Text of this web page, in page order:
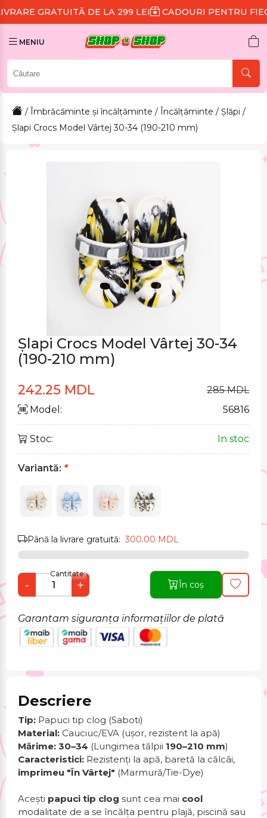
DE LA 299 LEI CADOURI PENTRU FIECARE
MENIU
/ Îmbrăcăminte și încălțăminte / Încălțăminte / Șlăpi /
Șlapi Crocs Model Vârtej 30-34 (190-210 mm)
Șlapi Crocs Model Vârtej 30-34
(190-210 mm)
242.25 MDL
285 MDL
Model:
56816
Stoc: In stoc
Variantă: *
Până la livrare gratuită:300.00 MDL
Cantitate:
- + În coș
Garantam siguranța informațiilor de plată
Descriere
Tip: Papuci tip clog (Saboti)
Material: Cauciuc/EVA (ușor, rezistent la apă)
Mărime: 30–34 (Lungimea tălpii 190–210 mm)
Caracteristici: Rezistenți la apă, baretă la călcâi,
imprimeu "În Vârtej" (Marmură/Tie-Dye)
Acești papuci tip clog sunt cea mai cool
modalitate de a se încălța pentru plajă, piscină sau